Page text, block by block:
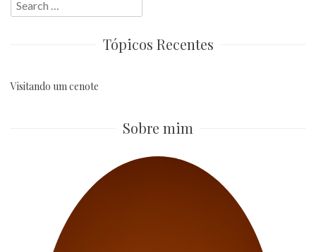
for:
Tópicos Recentes
Visitando um cenote
Sobre mim